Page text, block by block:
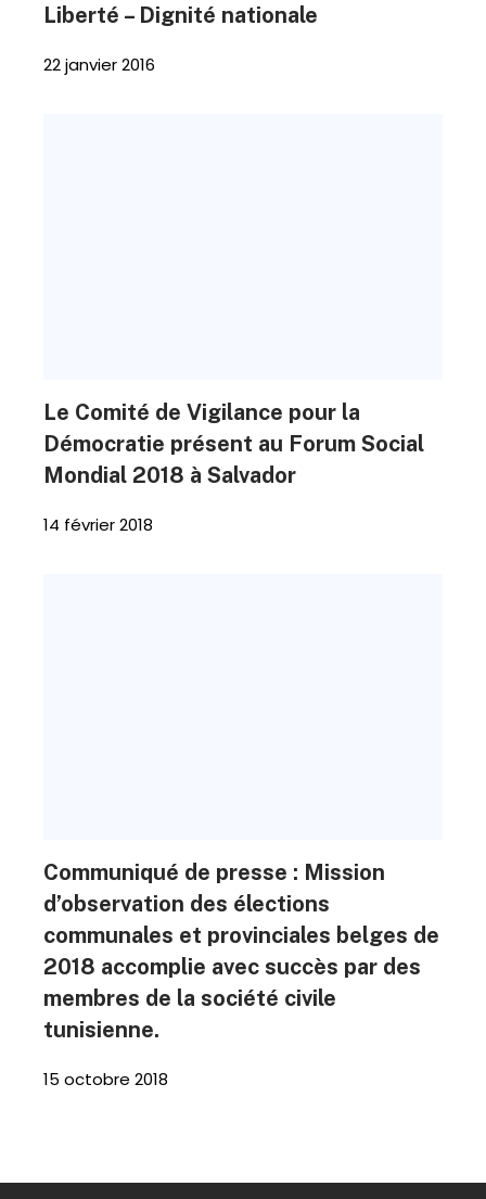
Liberté – Dignité nationale
22 janvier 2016
Le Comité de Vigilance pour la
Démocratie présent au Forum Social
Mondial 2018 à Salvador
14 février 2018
Communiqué de presse : Mission
d’observation des élections
communales et provinciales belges de
2018 accomplie avec succès par des
membres de la société civile
tunisienne.
15 octobre 2018